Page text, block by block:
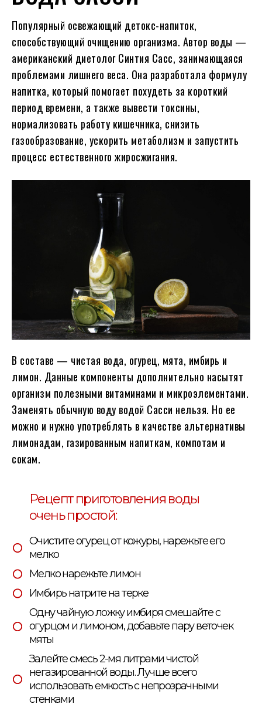
Популярный освежающий детокс-напиток,
способствующий очищению организма. Автор воды —
американский диетолог Синтия Сасс, занимающаяся
проблемами лишнего веса. Она разработала формулу
напитка, который помогает похудеть за короткий
период времени, а также вывести токсины,
нормализовать работу кишечника, снизить
газообразование, ускорить метаболизм и запустить
процесс естественного жиросжигания.
В составе — чистая вода, огурец, мята, имбирь и
лимон. Данные компоненты дополнительно насытят
организм полезными витаминами и микроэлементами.
Заменять обычную воду водой Сасси нельзя. Но ее
можно и нужно употреблять в качестве альтернативы
лимонадам, газированным напиткам, компотам и
сокам.
Рецепт приготовления воды
очень простой:
Очистите огурец от кожуры, нарежьте его
мелко
Мелко нарежьте лимон
Имбирь натрите на терке
Одну чайную ложку имбиря смешайте с
огурцом и лимоном, добавьте пару веточек
мяты
Залейте смесь 2-мя литрами чистой
негазированной воды. Лучше всего
использовать емкость с непрозрачными
стенками